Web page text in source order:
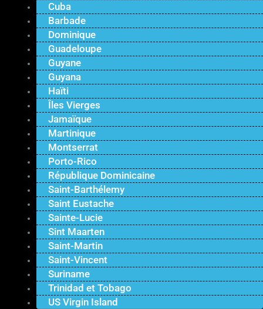
Cuba
Barbade
Dominique
Guadeloupe
Guyane
Guyana
Haïti
Îles Vierges
Jamaïque
Martinique
Montserrat
Porto-Rico
République Dominicaine
Saint-Barthélemy
Saint Eustache
Sainte-Lucie
Sint Maarten
Saint-Martin
Saint-Vincent
Suriname
Trinidad et Tobago
US Virgin Island